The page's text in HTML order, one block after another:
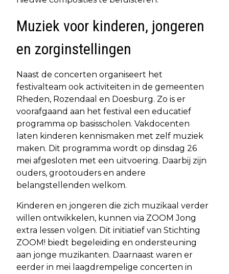
Muziek voor kinderen, jongeren
en zorginstellingen
Naast de concerten organiseert het
festivalteam ook activiteiten in de gemeenten
Rheden, Rozendaal en Doesburg. Zo is er
voorafgaand aan het festival een educatief
programma op basisscholen. Vakdocenten
laten kinderen kennismaken met zelf muziek
maken. Dit programma wordt op dinsdag 26
mei afgesloten met een uitvoering. Daarbij zijn
ouders, grootouders en andere
belangstellenden welkom.
Kinderen en jongeren die zich muzikaal verder
willen ontwikkelen, kunnen via ZOOM Jong
extra lessen volgen. Dit initiatief van Stichting
ZOOM! biedt begeleiding en ondersteuning
aan jonge muzikanten. Daarnaast waren er
eerder in mei laagdrempelige concerten in